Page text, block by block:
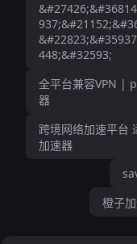
448;&#32593;
全平台兼容VPN |
器
跨境网络加速平台
加速器
橙子